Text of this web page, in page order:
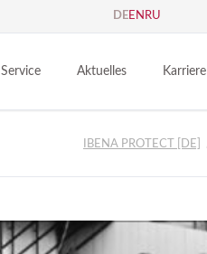
DEEN RU
Service
Unsere Partner
Aktuelles
Messen
Karriere
Anfahrt
IBENA PROTECT [DE]